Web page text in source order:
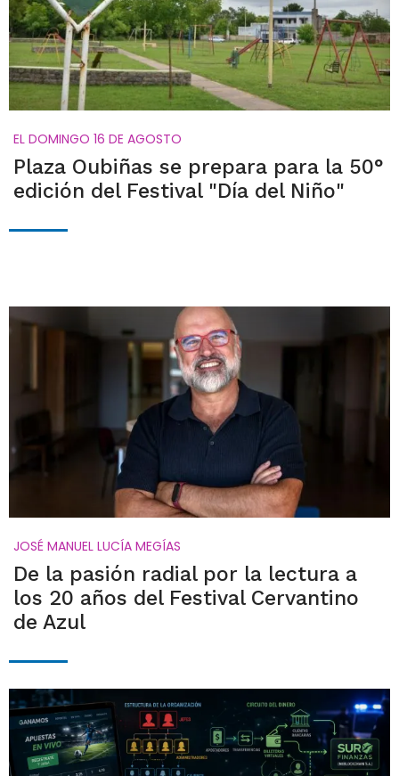
EL DOMINGO 16 DE AGOSTO
Plaza Oubiñas se prepara para la 50°
edición del Festival "Día del Niño"
JOSÉ MANUEL LUCÍA MEGÍAS
De la pasión radial por la lectura a
los 20 años del Festival Cervantino
de Azul